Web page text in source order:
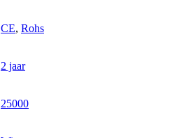
CE, Rohs
2 jaar
25000